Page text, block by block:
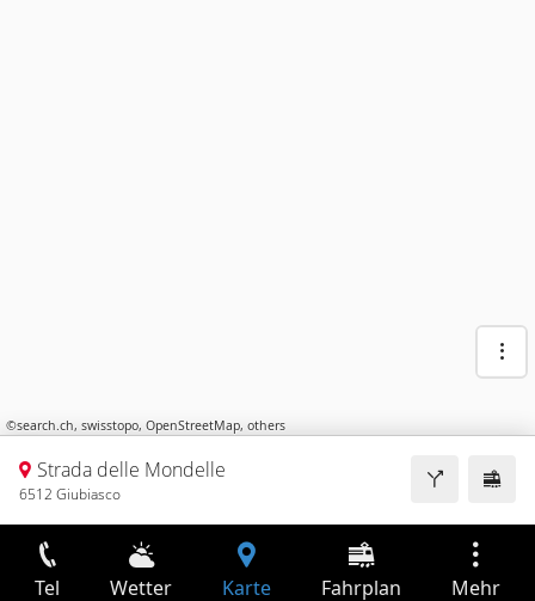
©search.ch, swisstopo, OpenStreetMap, others
Strada delle Mondelle
6512 Giubiasco
Tel Wetter Karte Fahrplan Mehr